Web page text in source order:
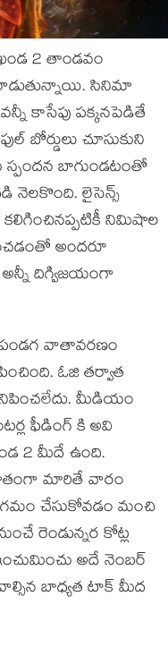
2 తాండవం
సినిమా
కాసేపు పక్కనపెడితే
బోర్డులు చూసుకుని
బాగుండటంతో
నెలకొంది. లైసెన్స్
కలిగించినప్పటికీ నిమిషాల
అందరూ
దిగ్విజయంగా
వాతావరణం
ఓజి తర్వాత
మీడియం
ఫీడింగ్ కి అవి
2 మీదే ఉంది.
మారితే వారం
చేసుకోవడం మంచి
రెండున్నర కోట్ల
అదే నెంబర్
బాధ్యత టాక్ మీద